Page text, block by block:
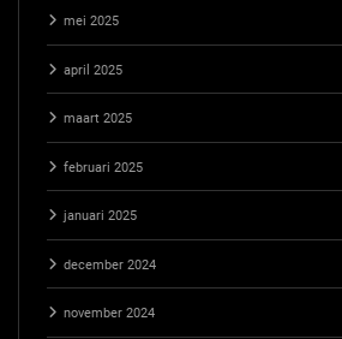
mei 2025
april 2025
maart 2025
februari 2025
januari 2025
december 2024
november 2024